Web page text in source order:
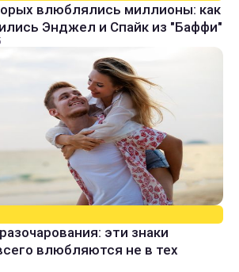
влюблялись миллионы: как
Энджел и Спайк из "Баффи"
эти знаки
влюбляются не в тех